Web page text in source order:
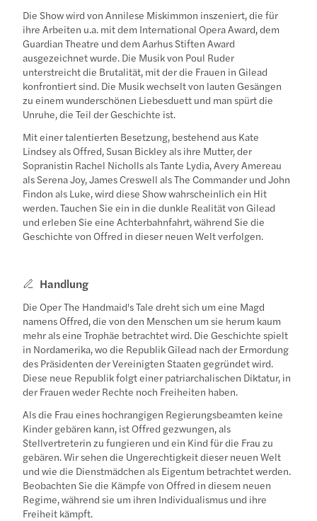
Die Show wird von Annilese Miskimmon inszeniert, die für
ihre Arbeiten u.a. mit dem International Opera Award, dem
Guardian Theatre und dem Aarhus Stiften Award
ausgezeichnet wurde. Die Musik von Poul Ruder
unterstreicht die Brutalität, mit der die Frauen in Gilead
konfrontiert sind. Die Musik wechselt von lauten Gesängen
zu einem wunderschönen Liebesduett und man spürt die
Unruhe, die Teil der Geschichte ist.
Mit einer talentierten Besetzung, bestehend aus Kate
Lindsey als Offred, Susan Bickley als ihre Mutter, der
Sopranistin Rachel Nicholls als Tante Lydia, Avery Amereau
als Serena Joy, James Creswell als The Commander und John
Findon als Luke, wird diese Show wahrscheinlich ein Hit
werden. Tauchen Sie ein in die dunkle Realität von Gilead
und erleben Sie eine Achterbahnfahrt, während Sie die
Geschichte von Offred in dieser neuen Welt verfolgen.
Handlung
Die Oper The Handmaid's Tale dreht sich um eine Magd
namens Offred, die von den Menschen um sie herum kaum
mehr als eine Trophäe betrachtet wird. Die Geschichte spielt
in Nordamerika, wo die Republik Gilead nach der Ermordung
des Präsidenten der Vereinigten Staaten gegründet wird.
Diese neue Republik folgt einer patriarchalischen Diktatur, in
der Frauen weder Rechte noch Freiheiten haben.
Als die Frau eines hochrangigen Regierungsbeamten keine
Kinder gebären kann, ist Offred gezwungen, als
Stellvertreterin zu fungieren und ein Kind für die Frau zu
gebären. Wir sehen die Ungerechtigkeit dieser neuen Welt
und wie die Dienstmädchen als Eigentum betrachtet werden.
Beobachten Sie die Kämpfe von Offred in diesem neuen
Regime, während sie um ihren Individualismus und ihre
Freiheit kämpft.